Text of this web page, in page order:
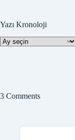
Yazı Kronoloji
Yazı
Kronoloji
3 Comments